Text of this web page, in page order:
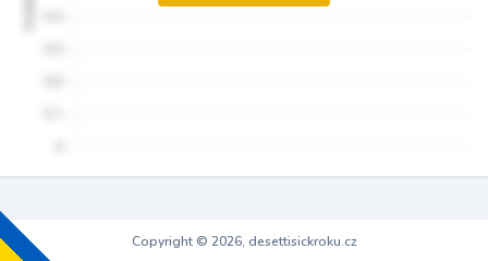
Copyright © 2026, desettisickroku.cz